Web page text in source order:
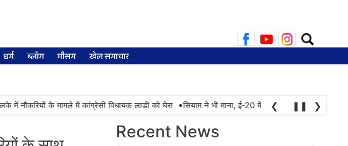
Search
for:
धर्म ब्लॉग मौसम खेल समाचार
के मामले में कांग्रेसी विधायक लाडी को घेरा •सियाम ने भी माना, ई-20 में ज्यादा क्लोराइड और नमी के
❮ ❚❚ ❯
Recent News